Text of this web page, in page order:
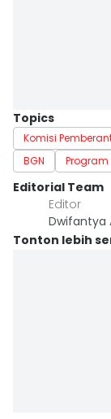
Topics
Komisi
BGN
Program
Editorial Team
Editor
Dwifantya
Tonton lebih